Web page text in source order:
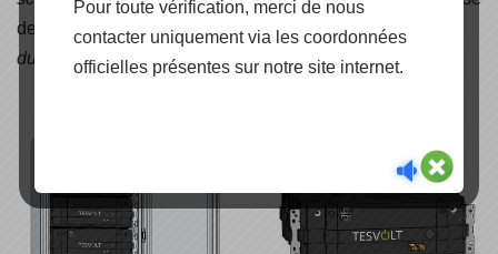
de batteries Lithium NMC prismatique Samsung SDI (
du schéma ci dessous
Pour toute vérification, merci de nous
contacter uniquement via les coordonnées
officielles présentes sur notre site internet.